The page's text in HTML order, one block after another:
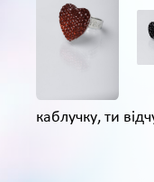
каблучку, ти